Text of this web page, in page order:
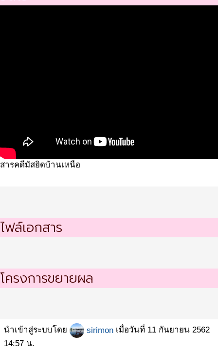
สารคดีมัสยิดบ้านเหนือ
ไฟล์เอกสาร
โครงการขยายผล
นำเข้าสู่ระบบโดย sirimon เมื่อวันที่ 11 กันยายน 2562
14:57 น.